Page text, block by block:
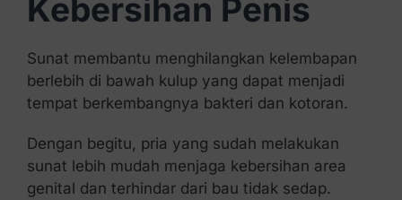
Kebersihan Penis
Sunat membantu menghilangkan kelembapan
berlebih di bawah kulup yang dapat menjadi
tempat berkembangnya bakteri dan kotoran.
Dengan begitu, pria yang sudah melakukan
sunat lebih mudah menjaga kebersihan area
genital dan terhindar dari bau tidak sedap.